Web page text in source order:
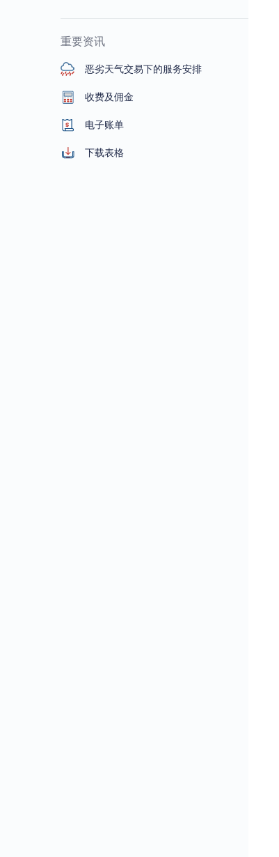
重要资讯
恶劣天气交易下的服务安排
收费及佣金
电子账单
下载表格